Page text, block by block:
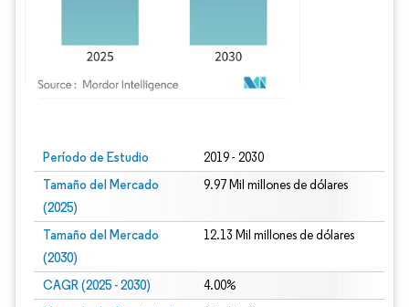
Período de Estudio 2019 - 2030
Tamaño del Mercado
(2025)
9.97 Mil millones de dólares
Tamaño del Mercado
(2030)
12.13 Mil millones de dólares
CAGR (2025 - 2030) 4.00%